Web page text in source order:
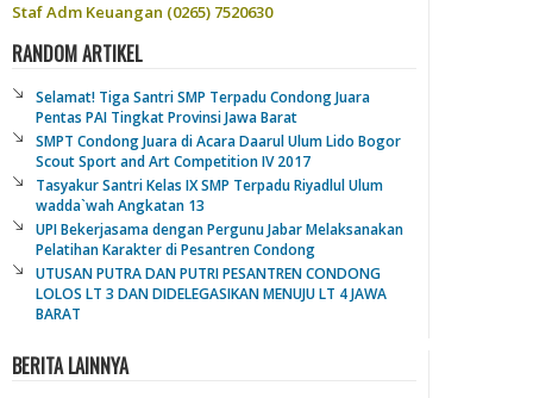
Staf Adm Keuangan (0265) 7520630
RANDOM ARTIKEL
Selamat! Tiga Santri SMP Terpadu Condong Juara
Pentas PAI Tingkat Provinsi Jawa Barat
SMPT Condong Juara di Acara Daarul Ulum Lido Bogor
Scout Sport and Art Competition IV 2017
Tasyakur Santri Kelas IX SMP Terpadu Riyadlul Ulum
wadda`wah Angkatan 13
UPI Bekerjasama dengan Pergunu Jabar Melaksanakan
Pelatihan Karakter di Pesantren Condong
UTUSAN PUTRA DAN PUTRI PESANTREN CONDONG
LOLOS LT 3 DAN DIDELEGASIKAN MENUJU LT 4 JAWA
BARAT
BERITA LAINNYA